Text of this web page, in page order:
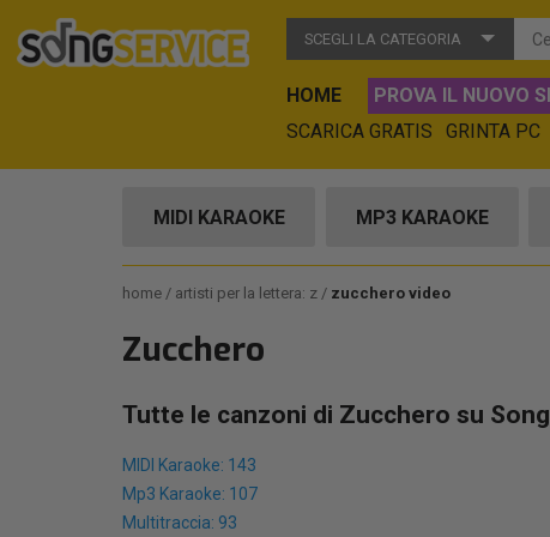
SCEGLI LA CATEGORIA
HOME PROVA IL NUOVO
SCARICA GRATIS
GRINTA PC
MIDI KARAOKE MP3 KARAOKE
home artisti per la lettera: z zucchero video
Zucchero
Tutte le canzoni di Zucchero su
MIDI Karaoke: 143
Mp3 Karaoke: 107
Multitraccia: 93